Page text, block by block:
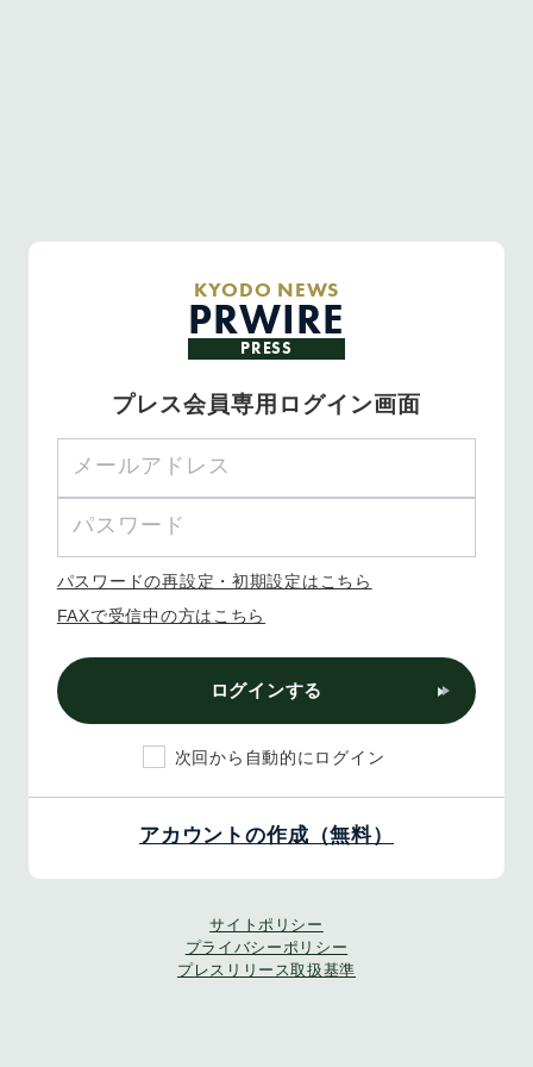
KYODO NEWS
PRWIRE
PRESS
プレス会員専用ログイン画面
パスワードの再設定・初期設定はこちら
FAXで受信中の方はこちら
ログインする
次回から自動的にログイン
アカウントの作成（無料）
サイトポリシー
プライバシーポリシー
プレスリリース取扱基準